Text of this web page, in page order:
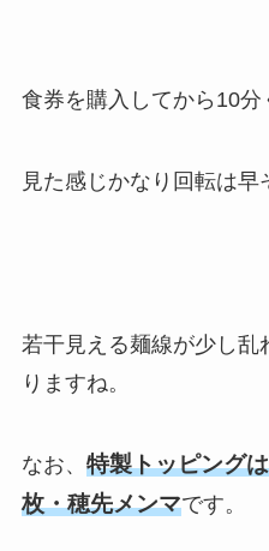
食券を購入してから10分
見た感じかなり回転は
若干見える麺線が少し乱
りますね。
なお、 特製トッピング
枚・穂先メンマです。